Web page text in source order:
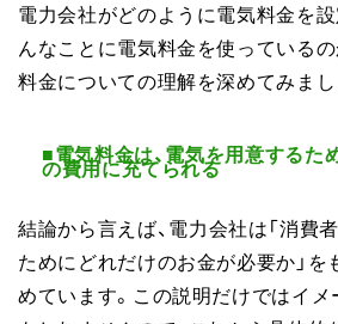
電力会社がどのように電気料金を
んなことに電気料金を使っている
料金についての理解を深めてみまし
■電気料金は、電気を用意するた
の費用に充てられる
結論から言えば、電力会社は「消費
ためにどれだけのお金が必要か」
めています。この説明だけではイ